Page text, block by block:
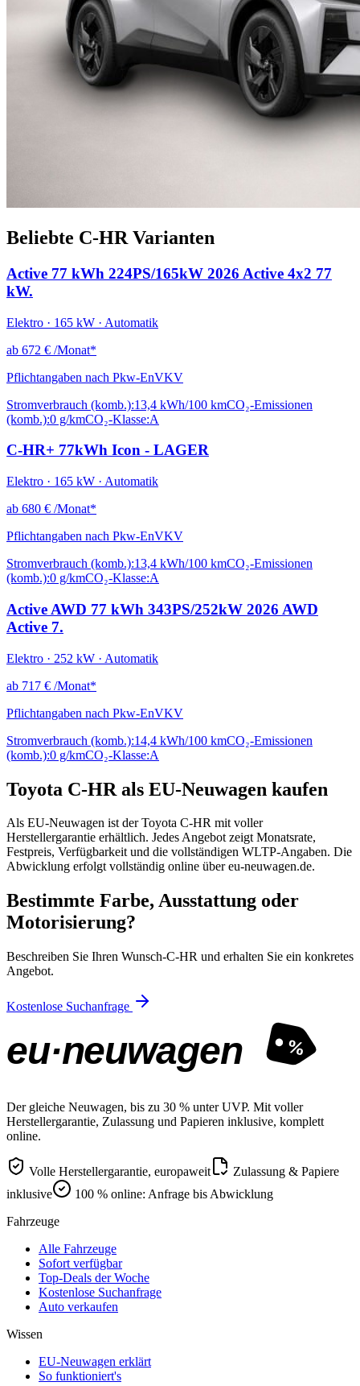
Beliebte C-HR Varianten
Active 77 kWh 224PS/165kW 2026 Active 4x2 77
kW.
Elektro · 165 kW · Automatik
ab 672 € /Monat*
Pflichtangaben nach Pkw-EnVKV
Stromverbrauch (komb.):13,4 kWh/100 kmCO₂-Emissionen
(komb.):0 g/kmCO₂-Klasse:A
C-HR+ 77kWh Icon - LAGER
Elektro · 165 kW · Automatik
ab 680 € /Monat*
Pflichtangaben nach Pkw-EnVKV
Stromverbrauch (komb.):13,4 kWh/100 kmCO₂-Emissionen
(komb.):0 g/kmCO₂-Klasse:A
Active AWD 77 kWh 343PS/252kW 2026 AWD
Active 7.
Elektro · 252 kW · Automatik
ab 717 € /Monat*
Pflichtangaben nach Pkw-EnVKV
Stromverbrauch (komb.):14,4 kWh/100 kmCO₂-Emissionen
(komb.):0 g/kmCO₂-Klasse:A
Toyota C-HR als EU-Neuwagen kaufen
Als EU-Neuwagen ist der Toyota C-HR mit voller
Herstellergarantie erhältlich. Jedes Angebot zeigt Monatsrate,
Festpreis, Verfügbarkeit und die vollständigen WLTP-Angaben. Die
Abwicklung erfolgt vollständig online über eu-neuwagen.de.
Bestimmte Farbe, Ausstattung oder
Motorisierung?
Beschreiben Sie Ihren Wunsch-C-HR und erhalten Sie ein konkretes
Angebot.
Kostenlose Suchanfrage
eu·neuwagen %
Der gleiche Neuwagen, bis zu 30 % unter UVP. Mit voller
Herstellergarantie, Zulassung und Papieren inklusive, komplett
online.
Volle Herstellergarantie, europaweit
Zulassung & Papiere
inklusive
100 % online: Anfrage bis Abwicklung
Fahrzeuge
Alle Fahrzeuge
Sofort verfügbar
Top-Deals der Woche
Kostenlose Suchanfrage
Auto verkaufen
Wissen
EU-Neuwagen erklärt
So funktioniert's